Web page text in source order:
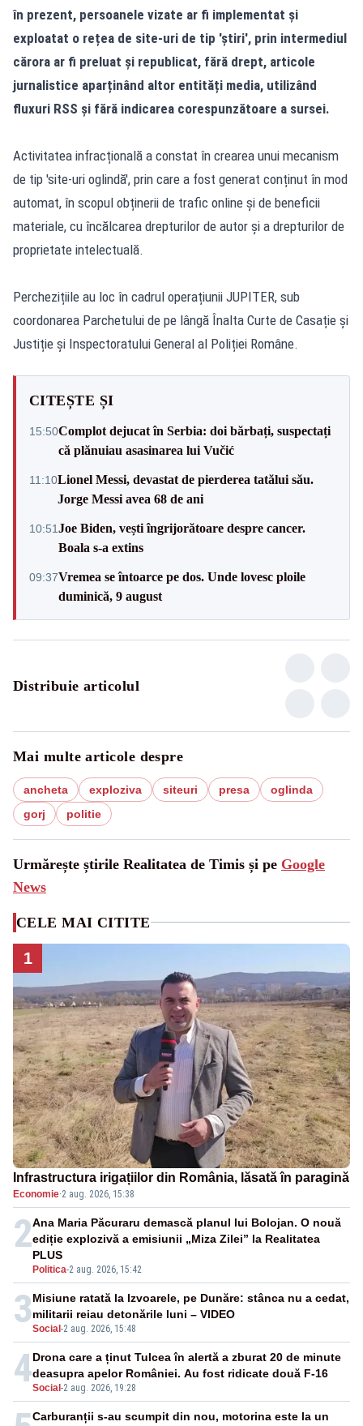
în prezent, persoanele vizate ar fi implementat și
exploatat o rețea de site-uri de tip 'știri', prin intermediul
cărora ar fi preluat și republicat, fără drept, articole
jurnalistice aparținând altor entități media, utilizând
fluxuri RSS și fără indicarea corespunzătoare a sursei.
Activitatea infracțională a constat în crearea unui mecanism
de tip 'site-uri oglindă', prin care a fost generat conținut în mod
automat, în scopul obținerii de trafic online și de beneficii
materiale, cu încălcarea drepturilor de autor și a drepturilor de
proprietate intelectuală.
Perchezițiile au loc în cadrul operațiunii JUPITER, sub
coordonarea Parchetului de pe lângă Înalta Curte de Casație și
Justiție și Inspectoratului General al Poliției Române.
CITEȘTE ȘI
15:50Complot dejucat în Serbia: doi bărbați, suspectați
că plănuiau asasinarea lui Vučić
11:10Lionel Messi, devastat de pierderea tatălui său.
Jorge Messi avea 68 de ani
10:51Joe Biden, vești îngrijorătoare despre cancer.
Boala s-a extins
09:37Vremea se întoarce pe dos. Unde lovesc ploile
duminică, 9 august
Distribuie articolul
Mai multe articole despre
ancheta exploziva siteuri presa
oglinda
gorj
politie
Urmărește știrile Realitatea de Timis și pe Google
News
CELE MAI CITITE
1
Infrastructura irigațiilor din România, lăsată în paragină
Economie·2 aug. 2026, 15:38
2
Politica-2 aug. 2026, 15:42
Ana Maria Păcuraru demască planul lui Bolojan. O nouă
ediție explozivă a emisiunii „Miza Zilei” la Realitatea
PLUS
3Social -2 aug. 2026, 15:48
Misiune ratată la Izvoarele, pe Dunăre: stânca nu a cedat,
militarii reiau detonările luni – VIDEO
4Social -2 aug. 2026, 19:28
Drona care a ținut Tulcea în alertă a zburat 20 de minute
deasupra apelor României. Au fost ridicate două F-16
Carburanții s-au scumpit din nou, motorina este la un